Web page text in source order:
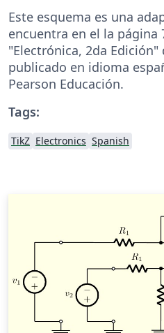
Este esquema es una
encuentra en el la
"Electrónica, 2da Edición"
publicado en idioma
Pearson Educación.
Tags:
TikZ Electronics Spanish